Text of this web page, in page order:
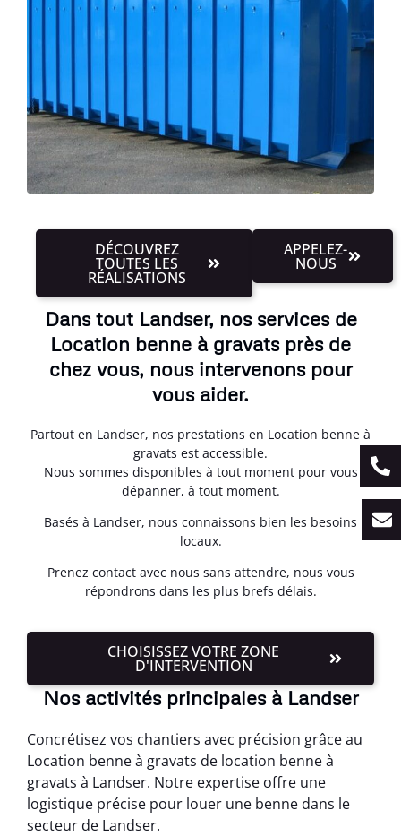
DÉCOUVREZ
TOUTES LES
RÉALISATIONS
APPELEZ-
NOUS
Dans tout Landser, nos services de
Location benne à gravats près de
chez vous, nous intervenons pour
vous aider.
Partout en Landser, nos prestations en Location benne à
gravats est accessible.
Nous sommes disponibles à tout moment pour vous
dépanner, à tout moment.
Basés à Landser, nous connaissons bien les besoins
locaux.
Prenez contact avec nous sans attendre, nous vous
répondrons dans les plus brefs délais.
CHOISISSEZ VOTRE ZONE
D'INTERVENTION
Nos activités principales à Landser
Concrétisez vos chantiers avec précision grâce au
Location benne à gravats de location benne à
gravats à Landser. Notre expertise offre une
logistique précise pour louer une benne dans le
secteur de Landser.